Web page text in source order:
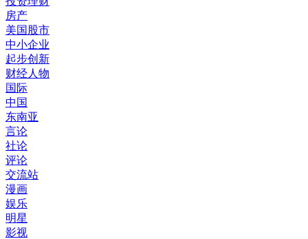
房产
美国股市
中小企业
起步创新
财经人物
国际
中国
东南亚
言论
社论
评论
交流站
漫画
娱乐
明星
影视